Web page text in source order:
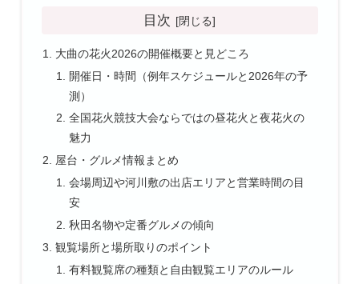
目次
大曲の花火2026の開催概要と見どころ
開催日・時間（例年スケジュールと2026年の予
測）
全国花火競技大会ならではの昼花火と夜花火の
魅力
屋台・グルメ情報まとめ
会場周辺や河川敷の出店エリアと営業時間の目
安
秋田名物や定番グルメの傾向
観覧場所と場所取りのポイント
有料観覧席の種類と自由観覧エリアのルール